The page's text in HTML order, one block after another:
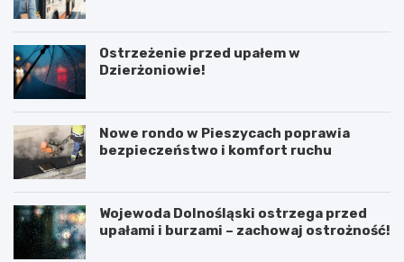
Ostrzeżenie przed upałem w
Dzierżoniowie!
Nowe rondo w Pieszycach poprawia
bezpieczeństwo i komfort ruchu
Wojewoda Dolnośląski ostrzega przed
upałami i burzami – zachowaj ostrożność!